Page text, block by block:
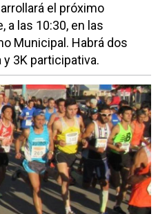
el próximo
a las 10:30, en las
Municipal. Habrá dos
3K participativa.